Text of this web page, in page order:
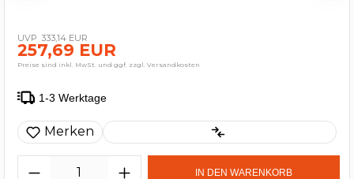
333,14 EUR
257,69 EUR
Preise sind inkl. MwSt. und ggf. zzgl. Versandkosten
1-3 Werktage
Merken
IN DEN WARENKORB